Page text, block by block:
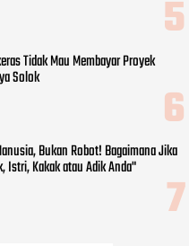
Tidak Mau Membayar Proyek
Solok
Bukan Robot! Bagaimana Jika
Istri, Kakak atau Adik Anda"